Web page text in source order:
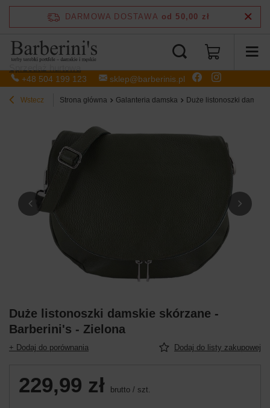
+48 504 199 123 sklep@barberinis.pl
DARMOWA DOSTAWA od 50,00 zł
Wstecz Strona główna Galanteria damska Duże listonoszki
Duże listonoszki damskie skórzane -
Barberini's - Zielona
+ Dodaj do porównania Dodaj do listy zakupowej
229,99 zł brutto / szt.